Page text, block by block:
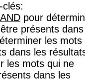
AND pour
présents
les mots
dans les
les mots qui ne
dans les